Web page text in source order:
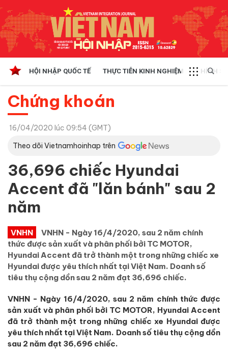
HỘI NHẬP QUỐC TẾ THỰC TIỄN KINH NGHIỆM CHÍNH
Chứng khoán
16/04/2020 lúc 09:54 (GMT)
Theo dõi Vietnamhoinhap trên
36,696 chiếc Hyundai
Accent đã "lăn bánh" sau 2
năm
VNHN
VNHN - Ngày 16/4/2020, sau 2 năm chính
thức được sản xuất và phân phối bởi TC MOTOR,
Hyundai Accent đã trở thành một trong những chiếc xe
Hyundai được yêu thích nhất tại Việt Nam. Doanh số
tiêu thụ cộng dồn sau 2 năm đạt 36,696 chiếc.
VNHN - Ngày 16/4/2020, sau 2 năm chính thức được
sản xuất và phân phối bởi TC MOTOR, Hyundai Accent
đã trở thành một trong những chiếc xe Hyundai được
yêu thích nhất tại Việt Nam. Doanh số tiêu thụ cộng dồn
sau 2 năm đạt 36,696 chiếc.